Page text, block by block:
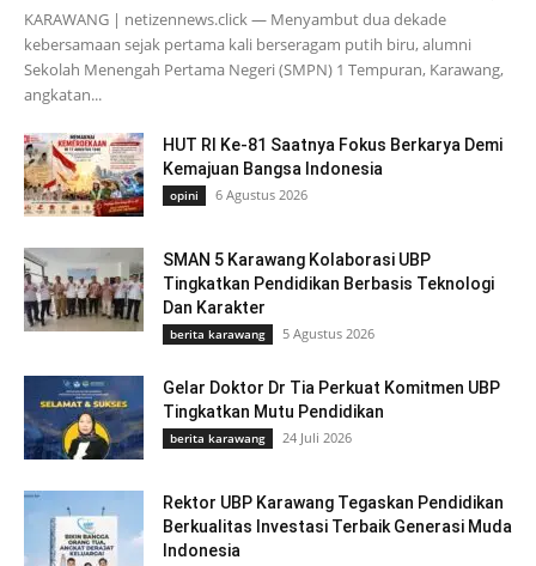
KARAWANG | netizennews.click — Menyambut dua dekade
kebersamaan sejak pertama kali berseragam putih biru, alumni
Sekolah Menengah Pertama Negeri (SMPN) 1 Tempuran, Karawang,
angkatan...
HUT RI Ke-81 Saatnya Fokus Berkarya Demi
Kemajuan Bangsa Indonesia
opini 6 Agustus 2026
SMAN 5 Karawang Kolaborasi UBP
Tingkatkan Pendidikan Berbasis Teknologi
Dan Karakter
berita karawang 5 Agustus 2026
Gelar Doktor Dr Tia Perkuat Komitmen UBP
Tingkatkan Mutu Pendidikan
berita karawang 24 Juli 2026
Rektor UBP Karawang Tegaskan Pendidikan
Berkualitas Investasi Terbaik Generasi Muda
Indonesia